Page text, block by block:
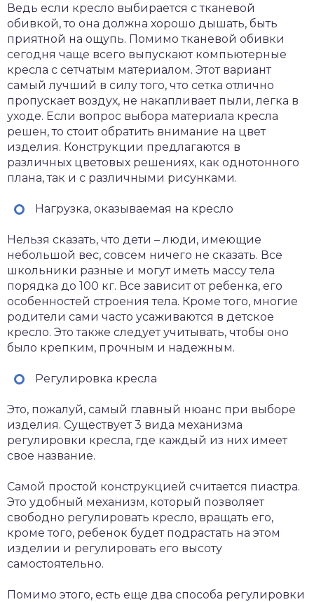
Ведь если кресло выбирается с тканевой
обивкой, то она должна хорошо дышать, быть
приятной на ощупь. Помимо тканевой обивки
сегодня чаще всего выпускают компьютерные
кресла с сетчатым материалом. Этот вариант
самый лучший в силу того, что сетка отлично
пропускает воздух, не накапливает пыли, легка в
уходе. Если вопрос выбора материала кресла
решен, то стоит обратить внимание на цвет
изделия. Конструкции предлагаются в
различных цветовых решениях, как однотонного
плана, так и с различными рисунками.
Нагрузка, оказываемая на кресло
Нельзя сказать, что дети – люди, имеющие
небольшой вес, совсем ничего не сказать. Все
школьники разные и могут иметь массу тела
порядка до 100 кг. Все зависит от ребенка, его
особенностей строения тела. Кроме того, многие
родители сами часто усаживаются в детское
кресло. Это также следует учитывать, чтобы оно
было крепким, прочным и надежным.
Регулировка кресла
Это, пожалуй, самый главный нюанс при выборе
изделия. Существует 3 вида механизма
регулировки кресла, где каждый из них имеет
свое название.
Самой простой конструкцией считается пиастра.
Это удобный механизм, который позволяет
свободно регулировать кресло, вращать его,
кроме того, ребенок будет подрастать на этом
изделии и регулировать его высоту
самостоятельно.
Помимо этого, есть еще два способа регулировки